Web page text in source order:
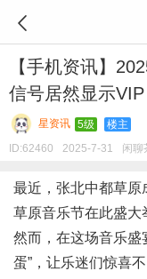
【手机资讯】
信号居然显示VIP
星资讯 5级
楼主
ID:62460 2025-7-31 闲聊
最近，张北中都草原
草原音乐节在此盛大
然而，在这场音乐盛
蛋”，让乐迷们惊喜不